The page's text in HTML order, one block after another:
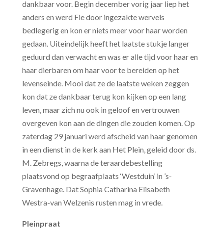
dankbaar voor. Begin december vorig jaar liep het
anders en werd Fie door ingezakte wervels
bedlegerig en kon er niets meer voor haar worden
gedaan. Uiteindelijk heeft het laatste stukje langer
geduurd dan verwacht en was er alle tijd voor haar en
haar dierbaren om haar voor te bereiden op het
levenseinde. Mooi dat ze de laatste weken zeggen
kon dat ze dankbaar terug kon kijken op een lang
leven, maar zich nu ook in geloof en vertrouwen
overgeven kon aan de dingen die zouden komen. Op
zaterdag 29 januari werd afscheid van haar genomen
in een dienst in de kerk aan Het Plein, geleid door ds.
M. Zebregs, waarna de teraardebestelling
plaatsvond op begraafplaats ‘Westduin’ in ’s-
Gravenhage. Dat Sophia Catharina Elisabeth
Westra-van Welzenis rusten mag in vrede.
Pleinpraat